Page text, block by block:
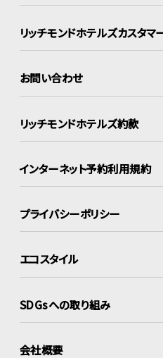
リッチモンドホテルズカスタマ
お問い合わせ
リッチモンドホテルズ約款
インターネット予約利用規約
プライバシーポリシー
エコスタイル
SDGsへの取り組み
会社概要